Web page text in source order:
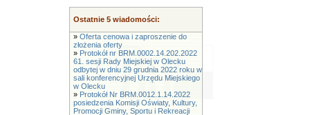
Ostatnie 5 wiadomości:
» Oferta cenowa i zaproszenie do
złożenia oferty
» Protokół nr BRM.0002.14.202.2022
61. sesji Rady Miejskiej w Olecku
odbytej w dniu 29 grudnia 2022 roku w
sali konferencyjnej Urzędu Miejskiego
w Olecku
» Protokół Nr BRM.0012.1.14.2022
posiedzenia Komisji Oświaty, Kultury,
Promocji Gminy, Sportu i Rekreacji